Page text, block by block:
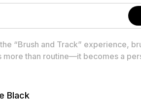
“Brush and Track” experience,
more than routine—it becomes a
Black